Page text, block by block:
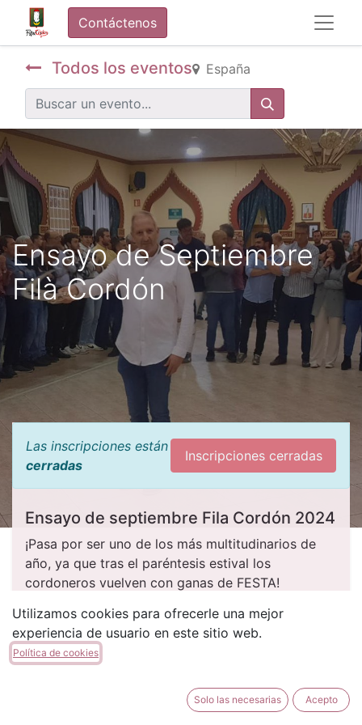
Contáctenos
Todos los eventos España
Ensayo de Septiembre
Filà Cordón
Las inscripciones están
cerradas
Inscripciones cerradas
Ensayo de septiembre Fila Cordón 2024
¡Pasa por ser uno de los más multitudinarios de
año, ya que tras el paréntesis estival los
cordoneros vuelven con ganas de FESTA!​
FECHA Y HORA
viernes, 20 de septiembre de
Utilizamos cookies para ofrecerle una mejor
experiencia de usuario en este sitio web.
Política de cookies
Solo las necesarias Acepto